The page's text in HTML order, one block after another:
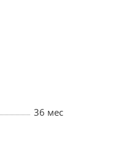
36 мес